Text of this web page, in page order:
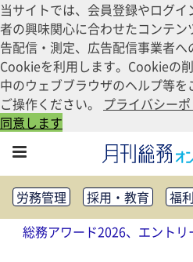
当サイトでは、会員登録やログ
者の興味関心に合わせたコンテ
告配信・測定、広告配信事業者
Cookieを利用します。Cookieの
中のウェブブラウザのヘルプ等
ご操作ください。 プライバシー
同意します
労務管理 採用・教育
福
健康経営
働き方改革
法務・コンプライアンス
総務アワード2026、エントリ